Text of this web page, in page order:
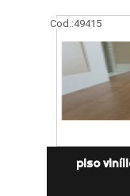
Cod.:49415
piso